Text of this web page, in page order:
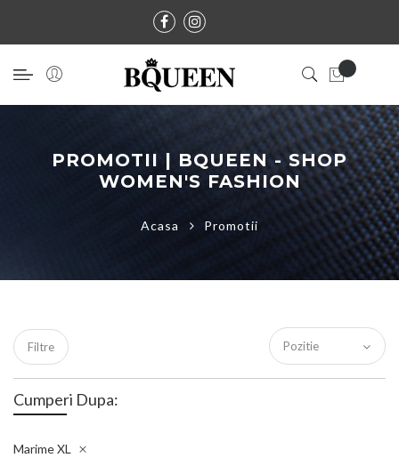
PROMOTII | BQUEEN - SHOP
WOMEN'S FASHION
Acasa Promotii
Filtre
Cumperi Dupa:
MarimeXL